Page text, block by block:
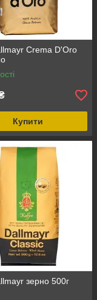
Crema D'Oro
Купити
зерно 500г